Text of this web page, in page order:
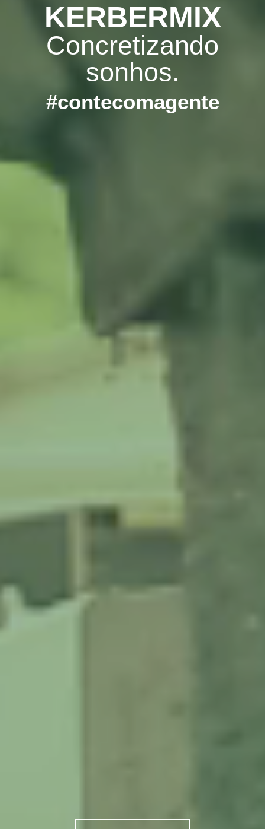
KERBERMIX
Concretizando
sonhos.
#contecomagente